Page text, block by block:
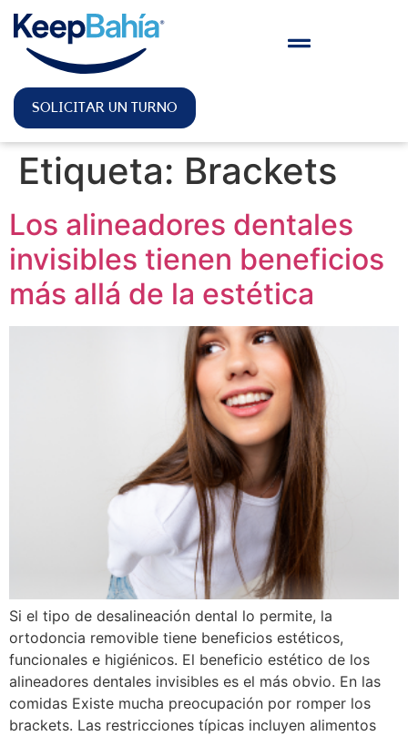
SOLICITAR UN TURNO
Etiqueta: Brackets
Los alineadores dentales
invisibles tienen beneficios
más allá de la estética
Si el tipo de desalineación dental lo permite, la
ortodoncia removible tiene beneficios estéticos,
funcionales e higiénicos. El beneficio estético de los
alineadores dentales invisibles es el más obvio. En las
comidas Existe mucha preocupación por romper los
brackets. Las restricciones típicas incluyen alimentos